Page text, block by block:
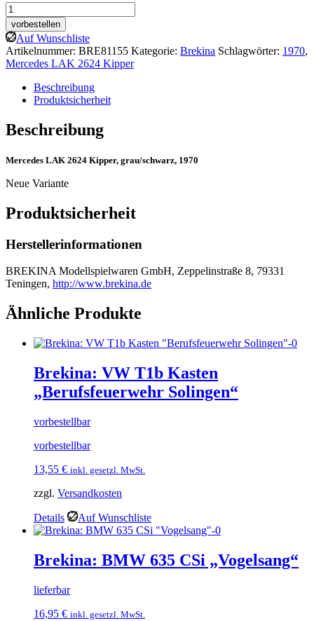
Brekina:
Mercedes
LAK
2624
Kipper,
grau/schwarz
Menge
vorbestellen
Auf Wunschliste
Artikelnummer: BRE81155 Kategorie: Brekina Schlagwörter: 1970,
Mercedes LAK 2624 Kipper
Beschreibung
Produktsicherheit
Beschreibung
Mercedes LAK 2624 Kipper, grau/schwarz, 1970
Neue Variante
Produktsicherheit
Herstellerinformationen
BREKINA Modellspielwaren GmbH, Zeppelinstraße 8, 79331
Teningen, http://www.brekina.de
Ähnliche Produkte
Brekina: VW T1b Kasten
„Berufsfeuerwehr Solingen“
vorbestellbar
vorbestellbar
13,55 € inkl. gesetzl. MwSt.
zzgl. Versandkosten
Details Auf Wunschliste
Brekina: BMW 635 CSi „Vogelsang“
lieferbar
16,95 € inkl. gesetzl. MwSt.